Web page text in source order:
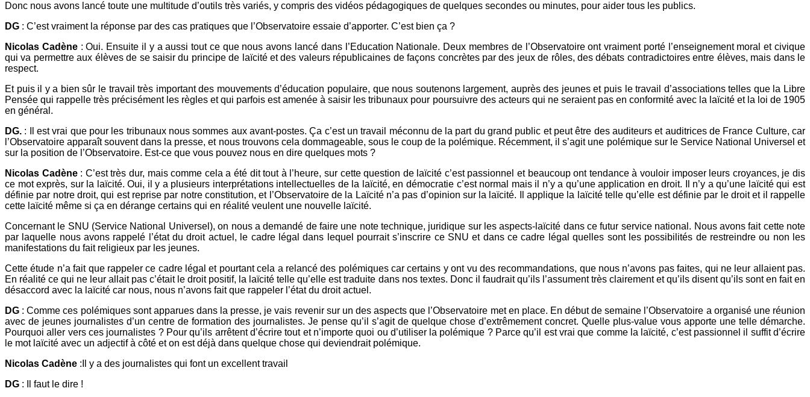
Donc nous avons lancé toute une multitude d’outils très variés, y compris des vidéos pédagogiques de quelques secondes ou minutes, pour aider tous les publics.
DG : C’est vraiment la réponse par des cas pratiques que l’Observatoire essaie d’apporter. C’est bien ça ?
Nicolas Cadène: Oui. Ensuite il y a aussi tout ce que nous avons lancé dans l’Education Nationale. Deux membres de l’Observatoire ont vraiment porté l’enseignement moral et civique
qui va permettre aux élèves de se saisir du principe de laïcité et des valeurs républicaines de façons concrètes par des jeux de rôles, des débats contradictoires entre élèves, mais dans le
respect.
Et puis il y a bien sûr le travail très important des mouvements d’éducation populaire, que nous soutenons largement, auprès des jeunes et puis le travail d’associations telles que la Libre
Pensée qui rappelle très précisément les règles et qui parfois est amenée à saisir les tribunaux pour poursuivre des acteurs qui ne seraient pas en conformité avec la laïcité et la loi de 1905
en général.
DG. : Il est vrai que pour les tribunaux nous sommes aux avant-postes. Ça c’est un travail méconnu de la part du grand public et peut être des auditeurs et auditrices de France Culture, car
l’Observatoire apparaît souvent dans la presse, et nous trouvons cela dommageable, sous le coup de la polémique. Récemment, il s’agit une polémique sur le Service National Universel et
sur la position de l’Observatoire. Est-ce que vous pouvez nous en dire quelques mots ?
Nicolas Cadène: C’est très dur, mais comme cela a été dit tout à l’heure, sur cette question de laïcité c’est passionnel et beaucoup ont tendance à vouloir imposer leurs croyances, je dis
ce mot exprès, sur la laïcité. Oui, il y a plusieurs interprétations intellectuelles de la laïcité, en démocratie c’est normal mais il n’y a qu’une application en droit. Il n’y a qu’une laïcité qui est
définie par notre droit, qui est reprise par notre constitution, et l’Observatoire de la Laïcité n’a pas d’opinion sur la laïcité. Il applique la laïcité telle qu’elle est définie par le droit et il rappelle
cette laïcité même si ça en dérange certains qui en réalité veulent une nouvelle laïcité.
Concernant le SNU (Service National Universel), on nous a demandé de faire une note technique, juridique sur les aspects-laïcité dans ce futur service national. Nous avons fait cette note
par laquelle nous avons rappelé l’état du droit actuel, le cadre légal dans lequel pourrait s’inscrire ce SNU et dans ce cadre légal quelles sont les possibilités de restreindre ou non les
manifestations du fait religieux par les jeunes.
Cette étude n’a fait que rappeler ce cadre légal et pourtant cela a relancé des polémiques car certains y ont vu des recommandations, que nous n’avons pas faites, qui ne leur allaient pas.
En réalité ce qui ne leur allait pas c’était le droit positif, la laïcité telle qu’elle est traduite dans nos textes. Donc il faudrait qu’ils l’assument très clairement et qu’ils disent qu’ils sont en fait en
désaccord avec la laïcité car nous, nous n’avons fait que rappeler l’état du droit actuel.
DG : Comme ces polémiques sont apparues dans la presse, je vais revenir sur un des aspects que l’Observatoire met en place. En début de semaine l’Observatoire a organisé une réunion
avec de jeunes journalistes d’un centre de formation des journalistes. Je pense qu’il s’agit de quelque chose d’extrêmement concret. Quelle plus-value vous apporte une telle démarche.
Pourquoi aller vers ces journalistes ? Pour qu’ils arrêtent d’écrire tout et n’importe quoi ou d’utiliser la polémique ? Parce qu’il est vrai que comme la laïcité, c’est passionnel il suffit d’écrire
le mot laïcité avec un adjectif à côté et on est déjà dans quelque chose qui deviendrait polémique.
Nicolas Cadène :Il y a des journalistes qui font un excellent travail
DG : Il faut le dire !